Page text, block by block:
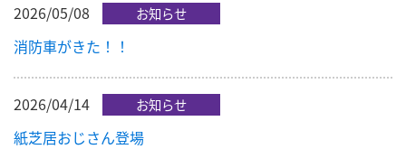
2026/05/08 お知らせ
消防車がきた！！
2026/04/14 お知らせ
紙芝居おじさん登場